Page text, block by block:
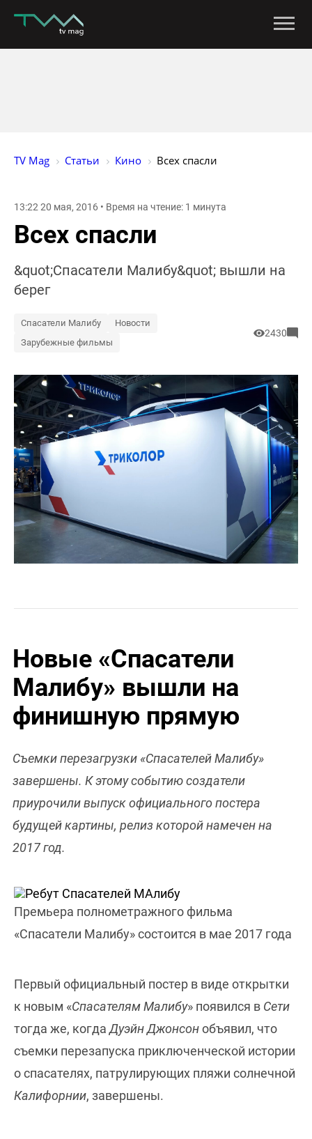
TV Mag Статьи Кино Всех спасли
13:22 20 мая, 2016 • Время на чтение: 1 минута
Всех спасли
&quot;Спасатели Малибу&quot; вышли на
берег
Спасатели Малибу
Новости
Зарубежные фильмы
2430
Новые «Спасатели
Малибу» вышли на
финишную прямую
Съемки перезагрузки «Спасателей Малибу»
завершены. К этому событию создатели
приурочили выпуск официального постера
будущей картины, релиз которой намечен на
2017 год.
Премьера полнометражного фильма
«Спасатели Малибу» состоится в мае 2017 года
Первый официальный постер в виде открытки
к новым «Спасателям Малибу» появился в Сети
тогда же, когдаДуэйн Джонсонобъявил, что
съемки перезапуска приключенческой истории
о спасателях, патрулирующих пляжи солнечной
Калифорнии, завершены.